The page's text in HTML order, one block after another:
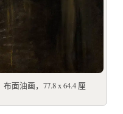
布面油画，77.8 x 64.4 厘